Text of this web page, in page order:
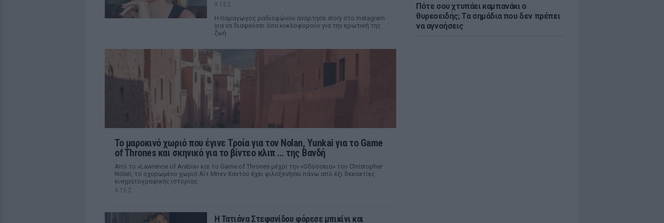
Πότε σου χτυπάει καμπανάκι ο
θυρεοειδής; Τα σημάδια που δεν πρέπει
να αγνοήσεις
ΧΤΕΣ
Η παραγωγός ραδιοφώνου ανάρτησε story στο Instagram
για να διαψεύσει όσα κυκλοφορούν για την ερωτική της
ζωή
Το μαροκινό χωριό που έγινε Τροία για τον Nolan, Yunkai για το Game
of Thrones και σκηνικό για το βίντεο κλιπ ... της Βανδή
Από το «Lawrence of Arabia» και το Game of Thrones μέχρι την «Οδύσσεια» του Christopher
Nolan, το οχυρωμένο χωριό Αΐτ Μπεν Χαντού έχει φιλοξενήσει πάνω από έξι δεκαετίες
κινηματογραφικής ιστορίας
ΧΤΕΣ
Η Τατιάνα Στεφανίδου φόρεσε μπικίνι και